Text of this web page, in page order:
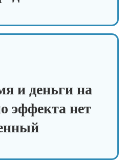
химии
её
в